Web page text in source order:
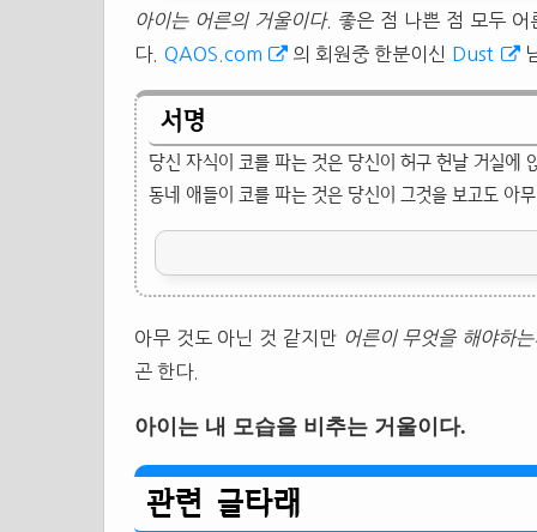
아이는 어른의 거울이다. 좋은 점 나쁜 점 모두
다. QAOS.com 의 회원중 한분이신 Dust
서명
당신 자식이 코를 파는 것은 당신이 허구 헌날 거실에
동네 애들이 코를 파는 것은 당신이 그것을 보고도 아
아무 것도 아닌 것 같지만 어른이 무엇을 해야하
곤 한다.
아이는 내 모습을 비추는 거울이다.
관련 글타래